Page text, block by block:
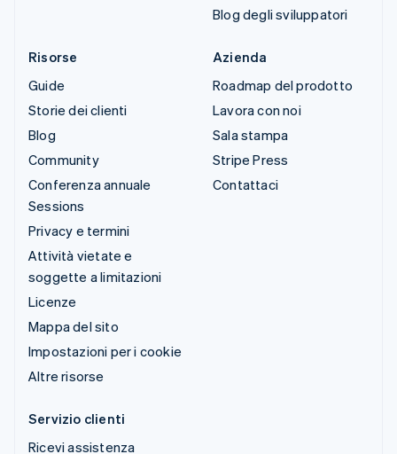
Blog degli sviluppatori
Risorse
Guide
Storie dei clienti
Blog
Community
Conferenza annuale
Sessions
Privacy e termini
Attività vietate e
soggette a limitazioni
Licenze
Mappa del sito
Impostazioni per i cookie
Altre risorse
Azienda
Roadmap del prodotto
Lavora con noi
Sala stampa
Stripe Press
Contattaci
Servizio clienti
Ricevi assistenza